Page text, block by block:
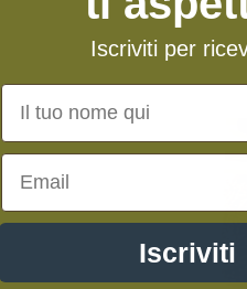
Iscriviti per
Nome
Email
Iscriviti